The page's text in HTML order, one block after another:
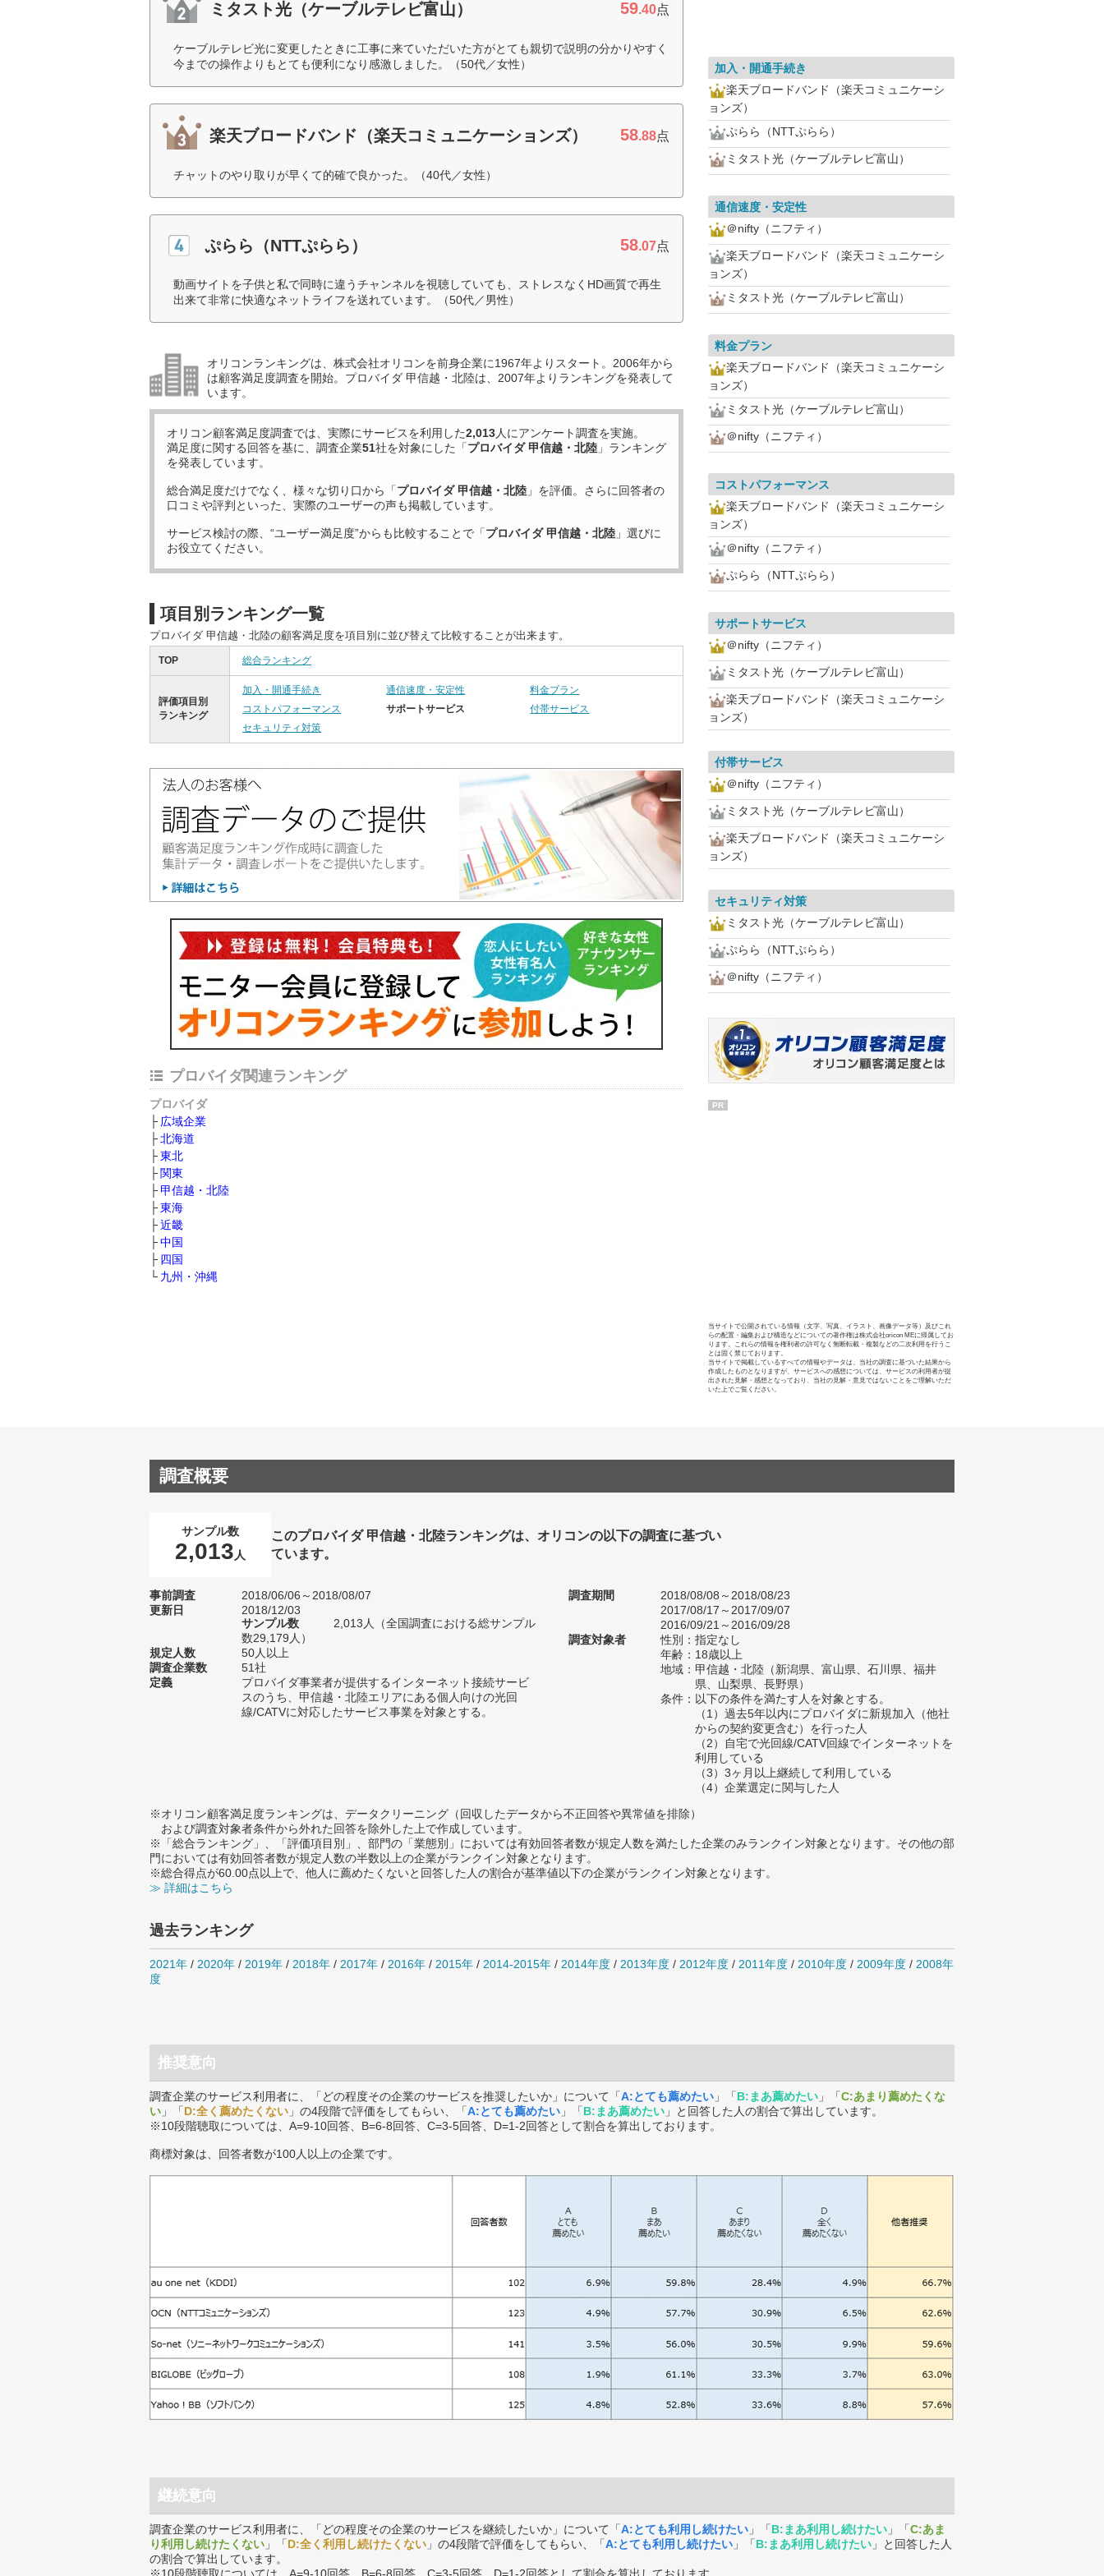
ミタスト光（ケーブルテレビ富山） 59.40点
ケーブルテレビ光に変更したときに工事に来ていただいた方がとても親切で説明の分かりやすく
今までの操作よりもとても便利になり感激しました。（50代／女性）
楽天ブロードバンド（楽天コミュニケーションズ） 58.88点
チャットのやり取りが早くて的確で良かった。（40代／女性）
ぷらら（NTTぷらら） 58.07点
動画サイトを子供と私で同時に違うチャンネルを視聴していても、ストレスなくHD画質で再生
出来て非常に快適なネットライフを送れています。（50代／男性）
オリコンランキングは、株式会社オリコンを前身企業に1967年よりスタート。2006年から
は顧客満足度調査を開始。プロバイダ 甲信越・北陸は、2007年よりランキングを発表して
います。
オリコン顧客満足度調査では、実際にサービスを利用した2,013人にアンケート調査を実施。
満足度に関する回答を基に、調査企業51社を対象にした「プロバイダ 甲信越・北陸 」ランキング
を発表しています。
総合満足度だけでなく、様々な切り口から「プロバイダ 甲信越・北陸 」を評価。さらに回答者の
口コミや評判といった、実際のユーザーの声も掲載しています。
サービス検討の際、“ユーザー満足度”からも比較することで「プロバイダ 甲信越・北陸 」選びに
お役立てください。
項目別ランキング一覧
プロバイダ 甲信越・北陸の顧客満足度を項目別に並び替えて比較することが出来ます。
TOP 総合ランキング
評価項目別
ランキング
加入・開通手続き 通信速度・安定性
料金プラン
コストパフォーマンス
サポートサービス
付帯サービス
セキュリティ対策
プロバイダ関連ランキング
プロバイダ
広域企業
北海道
東北
関東
甲信越・北陸
東海
近畿
中国
四国
九州・沖縄
加入・開通手続き
楽天ブロードバンド（楽天コミュニケーシ
ョンズ）
ぷらら（NTTぷらら）
ミタスト光（ケーブルテレビ富山）
通信速度・安定性
＠nifty（ニフティ）
楽天ブロードバンド（楽天コミュニケーシ
ョンズ）
ミタスト光（ケーブルテレビ富山）
料金プラン
楽天ブロードバンド（楽天コミュニケーシ
ョンズ）
ミタスト光（ケーブルテレビ富山）
＠nifty（ニフティ）
コストパフォーマンス
楽天ブロードバンド（楽天コミュニケーシ
ョンズ）
＠nifty（ニフティ）
ぷらら（NTTぷらら）
サポートサービス
＠nifty（ニフティ）
ミタスト光（ケーブルテレビ富山）
楽天ブロードバンド（楽天コミュニケーシ
ョンズ）
付帯サービス
＠nifty（ニフティ）
ミタスト光（ケーブルテレビ富山）
楽天ブロードバンド（楽天コミュニケーシ
ョンズ）
セキュリティ対策
ミタスト光（ケーブルテレビ富山）
ぷらら（NTTぷらら）
＠nifty（ニフティ）
PR
当サイトで公開されている情報（文字、写真、イラスト、画像データ等）及びこれ
らの配置・編集および構造などについての著作権は株式会社oricon MEに帰属してお
ります。これらの情報を権利者の許可なく無断転載・複製などの二次利用を行うこ
とは固く禁じております。
当サイトで掲載しているすべての情報やデータは、当社の調査に基づいた結果から
作成したものとなりますが、サービスへの感想については、サービスの利用者が提
出された見解・感想となっており、当社の見解・意見ではないことをご理解いただ
いた上でご覧ください。
調査概要
サンプル数
2,013 人
このプロバイダ 甲信越・北陸ランキングは、オリコンの以下の調査に基づい
ています。
事前調査
2018/06/06～2018/08/07
更新日
2018/12/03
サンプル数
2,013人（全国調査における総サンプル
数29,179人）
規定人数
50人以上
調査企業数
51社
定義
プロバイダ事業者が提供するインターネット接続サービ
スのうち、甲信越・北陸エリアにある個人向けの光回
線/CATVに対応したサービス事業を対象とする。
調査期間
2018/08/08～2018/08/23
2017/08/17～2017/09/07
2016/09/21～2016/09/28
調査対象者
性別：指定なし
年齢：18歳以上
地域：甲信越・北陸（新潟県、富山県、石川県、福井
県、山梨県、長野県）
条件：以下の条件を満たす人を対象とする。
（1）過去5年以内にプロバイダに新規加入（他社
からの契約変更含む）を行った人
（2）自宅で光回線/CATV回線でインターネットを
利用している
（3）3ヶ月以上継続して利用している
（4）企業選定に関与した人
※オリコン顧客満足度ランキングは、データクリーニング（回収したデータから不正回答や異常値を排除）
および調査対象者条件から外れた回答を除外した上で作成しています。
※「総合ランキング」、「評価項目別」、部門の「業態別」においては有効回答者数が規定人数を満たした企業のみランクイン対象となります。その他の部
門においては有効回答者数が規定人数の半数以上の企業がランクイン対象となります。
※総合得点が60.00点以上で、他人に薦めたくないと回答した人の割合が基準値以下の企業がランクイン対象となります。
≫ 詳細はこちら
過去ランキング
2021年 / 2020年 / 2019年 / 2018年 / 2017年 / 2016年 / 2015年 / 2014-2015年 / 2014年度 / 2013年度 / 2012年度 / 2011年度 / 2010年度 / 2009年度 / 2008年
度
推奨意向
調査企業のサービス利用者に、「どの程度その企業のサービスを推奨したいか」について「A:とても薦めたい 」「B:まあ薦めたい 」「C:あまり薦めたくな
い 」「D:全く薦めたくない 」の4段階で評価をしてもらい、「A:とても薦めたい 」「B:まあ薦めたい 」と回答した人の割合で算出しています。
※10段階聴取については、A=9-10回答、B=6-8回答、C=3-5回答、D=1-2回答として割合を算出しております。
商標対象は、回答者数が100人以上の企業です。
継続意向
調査企業のサービス利用者に、「どの程度その企業のサービスを継続したいか」について「A:とても利用し続けたい 」「B:まあ利用し続けたい 」「C:あま
り利用し続けたくない 」「D:全く利用し続けたくない 」の4段階で評価をしてもらい、「A:とても利用し続けたい 」「B:まあ利用し続けたい 」と回答した人
の割合で算出しています。